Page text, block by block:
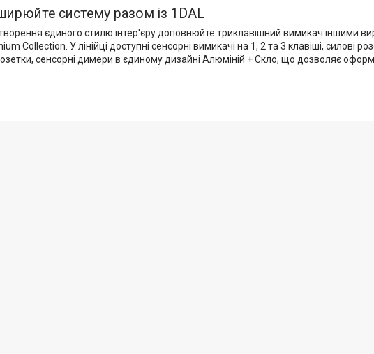
систему разом із 1DAL
єдиного стилю інтер'єру доповнюйте триклавішний вимикач іншими
Collection. У лінійці доступні сенсорні вимикачі на 1, 2 та 3 клавіші, силові
сенсорні димери в єдиному дизайні Алюміній + Скло, що дозволяє